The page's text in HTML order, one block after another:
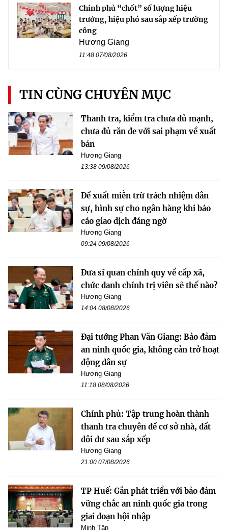
Chính phủ “chốt” số lượng hiệu
trưởng, hiệu phó sau sắp xếp trường
công
Hương Giang
11:48 07/08/2026
TIN CÙNG CHUYÊN MỤC
Thanh tra, kiểm tra chưa đủ mạnh,
chưa đủ răn đe với sai phạm về xuất
bản
Hương Giang
13:38 09/08/2026
Đề xuất miễn trừ trách nhiệm dân
sự, hình sự cho ngân hàng khi báo
cáo giao dịch đáng ngờ
Hương Giang
09:24 09/08/2026
Đưa sĩ quan chính quy về cấp xã,
chức danh chính trị viên sẽ thế nào?
Hương Giang
14:04 08/08/2026
Đại tướng Phan Văn Giang: Bảo đảm
an ninh quốc gia, không cản trở hoạt
động dân sự
Hương Giang
11:18 08/08/2026
Chính phủ: Tập trung hoàn thành
thanh tra chuyên đề cơ sở nhà, đất
dôi dư sau sắp xếp
Hương Giang
21:00 07/08/2026
TP Huế: Gắn phát triển với bảo đảm
vững chắc an ninh quốc gia trong
giai đoạn hội nhập
Minh Tân